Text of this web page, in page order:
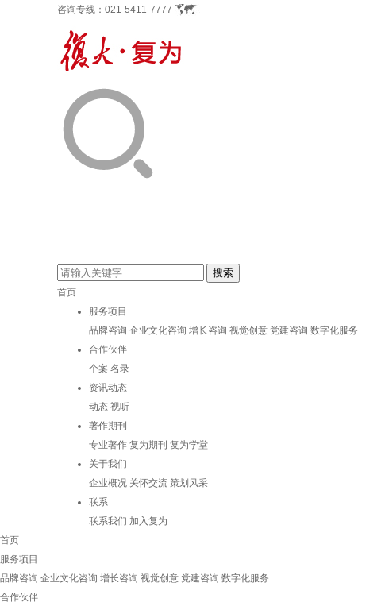
咨询专线： 021-5411-7777
首页
服务项目
品牌咨询 企业文化咨询 增长咨询 视觉创意 党建咨询 数字化服务
合作伙伴
个案 名录
资讯动态
动态 视听
著作期刊
专业著作 复为期刊 复为学堂
关于我们
企业概况 关怀交流 策划风采
联系
联系我们 加入复为
首页
服务项目
品牌咨询 企业文化咨询 增长咨询 视觉创意 党建咨询 数字化服务
合作伙伴